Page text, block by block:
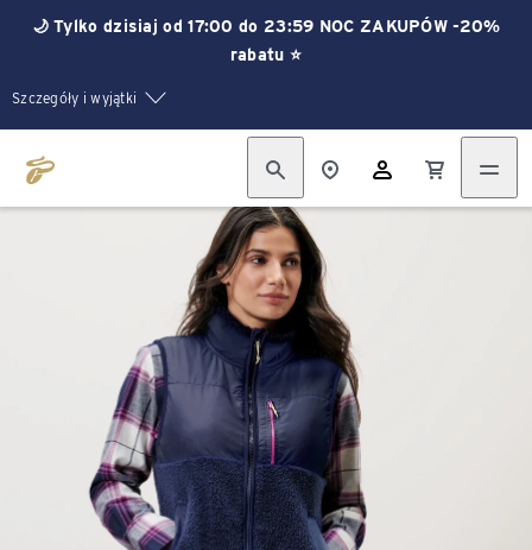
🌙 Tylko dzisiaj od 17:00 do 23:59 NOC ZAKUPÓW -20%
rabatu ⭐
Szczegóły i wyjątki